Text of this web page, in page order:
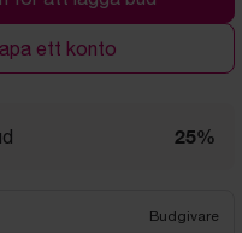
ett konto
25%
Budgivare